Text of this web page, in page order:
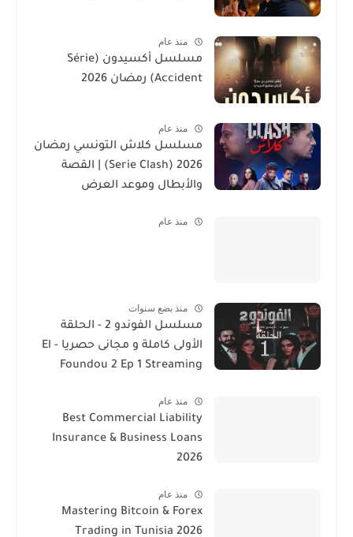
منذ عام
مسلسل أكسيدون (Série
Accident) رمضان 2026
منذ عام
مسلسل كلاش التونسي رمضان
2026 (Serie Clash) | القصة
والأبطال وموعد العرض
منذ عام
منذ بضع سنوات
مسلسل الفوندو 2 - الحلقة
الأولى كاملة و مجانى حصريا - El
Foundou 2 Ep 1 Streaming
منذ عام
Best Commercial Liability
Insurance & Business Loans
2026
منذ عام
Mastering Bitcoin & Forex
Trading in Tunisia 2026